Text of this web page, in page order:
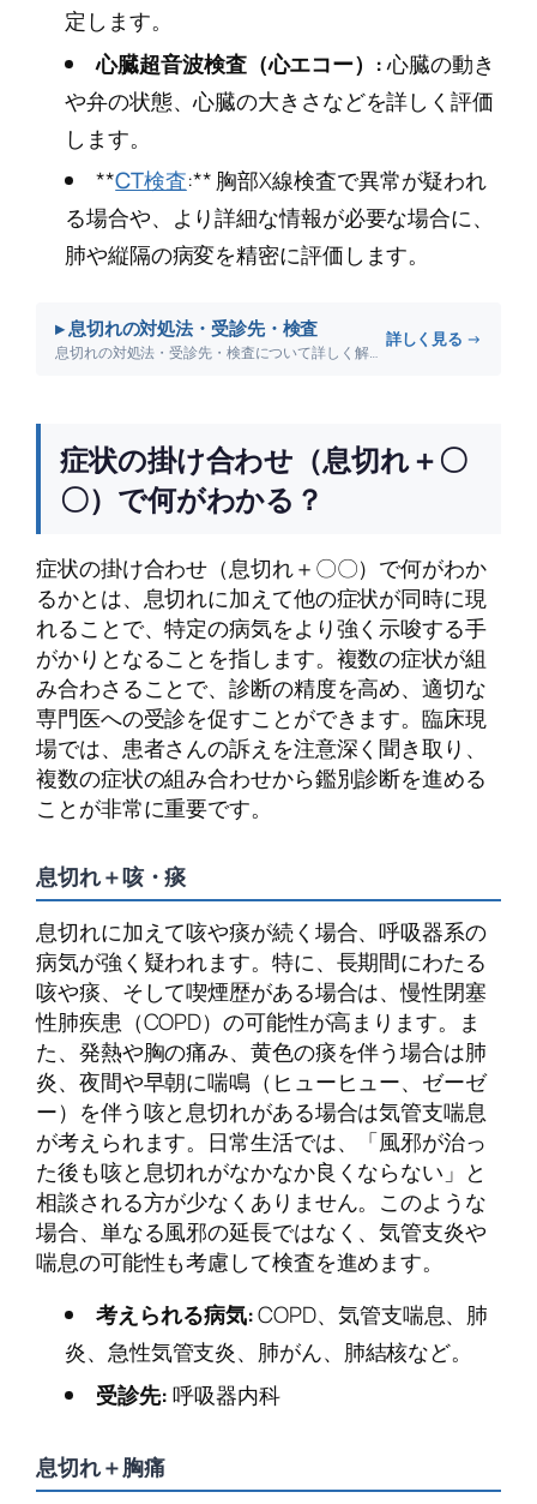
定します。
心臓超音波検査（心エコー）:心臓の動き
や弁の状態、心臓の大きさなどを詳しく評価
します。
**CT検査:** 胸部X線検査で異常が疑われ
る場合や、より詳細な情報が必要な場合に、
肺や縦隔の病変を精密に評価します。
▸ 息切れの対処法・受診先・検査
息切れの対処法・受診先・検査について詳しく解説します。
詳しく見る →
症状の掛け合わせ（息切れ＋〇
〇）で何がわかる？
症状の掛け合わせ（息切れ＋〇〇）で何がわか
るかとは、息切れに加えて他の症状が同時に現
れることで、特定の病気をより強く示唆する手
がかりとなることを指します。複数の症状が組
み合わさることで、診断の精度を高め、適切な
専門医への受診を促すことができます。臨床現
場では、患者さんの訴えを注意深く聞き取り、
複数の症状の組み合わせから鑑別診断を進める
ことが非常に重要です。
息切れ＋咳・痰
息切れに加えて咳や痰が続く場合、呼吸器系の
病気が強く疑われます。特に、長期間にわたる
咳や痰、そして喫煙歴がある場合は、慢性閉塞
性肺疾患（COPD）の可能性が高まります。ま
た、発熱や胸の痛み、黄色の痰を伴う場合は肺
炎、夜間や早朝に喘鳴（ヒューヒュー、ゼーゼ
ー）を伴う咳と息切れがある場合は気管支喘息
が考えられます。日常生活では、「風邪が治っ
た後も咳と息切れがなかなか良くならない」と
相談される方が少なくありません。このような
場合、単なる風邪の延長ではなく、気管支炎や
喘息の可能性も考慮して検査を進めます。
考えられる病気:COPD、気管支喘息、肺
炎、急性気管支炎、肺がん、肺結核など。
受診先:呼吸器内科
息切れ＋胸痛